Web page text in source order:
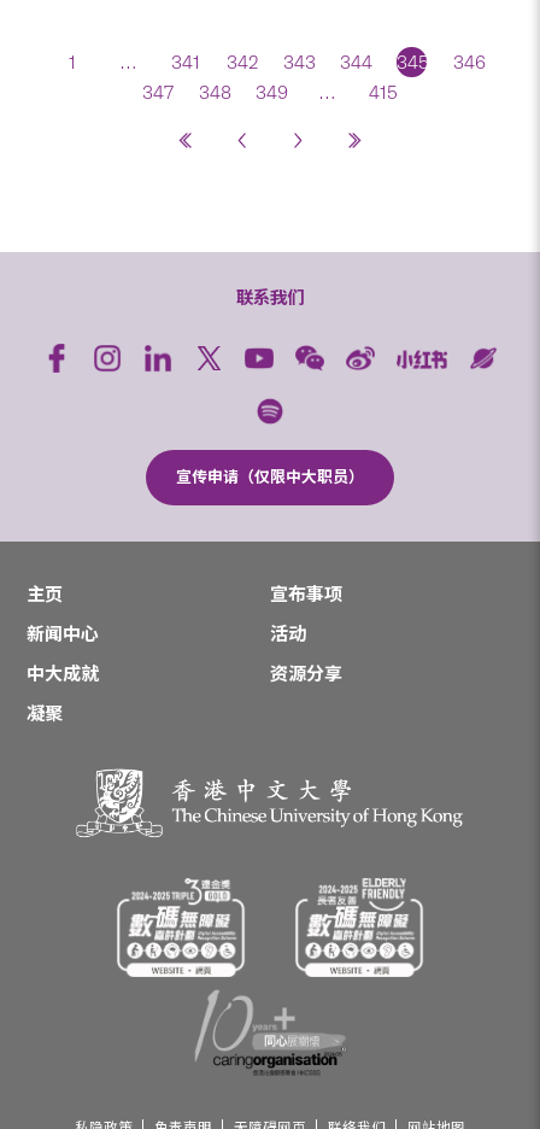
1 … 341 342 343 344 345
346
347
348 349 … 415
联系我们
宣传申请（仅限中大职员）
主页
宣布事项
新闻中心
活动
中大成就
资源分享
凝聚